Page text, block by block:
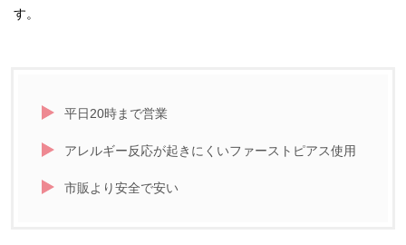
す。
平日20時まで営業
アレルギー反応が起きにくいファーストピアス使用
市販より安全で安い